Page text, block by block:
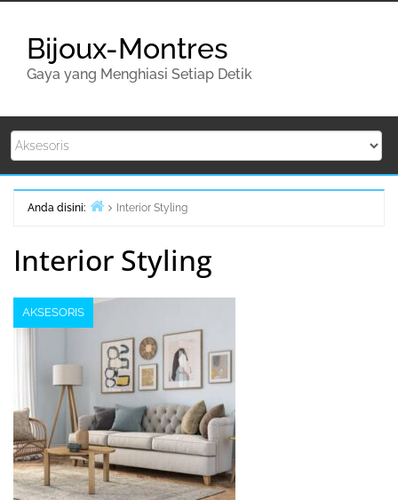
kontenBijoux-Montres
Gaya yang Menghiasi Setiap Detik
Anda disini:
Interior Styling
Interior Styling
AKSESORIS